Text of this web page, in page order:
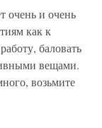
очень и очень
как к
баловать
вещами.
возьмите